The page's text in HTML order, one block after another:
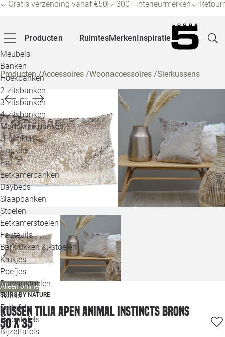
Gratis verzending vanaf €50 300+ interieurmerken
Producten
Meubels
Banken
Hoekbanken
2-zitsbanken
3-zitsbanken
4-zitsbanken
Modulaire banken
U-banken
Hockers
Hal- &
Eetkamerbanken
Daybeds
Slaapbanken
Stoelen
Eetkamerstoelen
Fauteuils
Barkrukken & -stoelen
Krukjes
Poefjes
Bureaustoelen
Tafels
Eettafels
Salontafels
Bijzettafels
RuimtesMerkenInspiratie
Producten/Accessoires /Woonaccessoires /Sierkussens
Alleen online
SKINS BY NATURE
Kussen tilia apen animal instincts brons
50 x 35